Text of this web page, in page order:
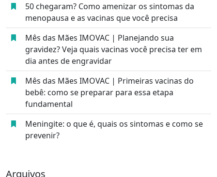
50 chegaram? Como amenizar os sintomas da
menopausa e as vacinas que você precisa
Mês das Mães IMOVAC | Planejando sua
gravidez? Veja quais vacinas você precisa ter em
dia antes de engravidar
Mês das Mães IMOVAC | Primeiras vacinas do
bebê: como se preparar para essa etapa
fundamental
Meningite: o que é, quais os sintomas e como se
prevenir?
Arquivos